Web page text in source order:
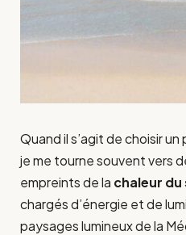
Quand il s’agit de choisir
je me tourne souvent vers
empreints de la chaleur du
chargés d’énergie et de
paysages lumineux de la